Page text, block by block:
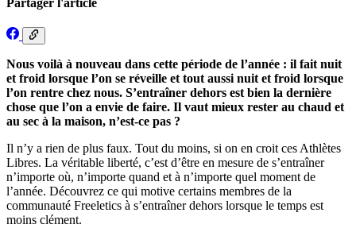
Nous voilà à nouveau dans cette période de l’année : il fait nuit
et froid lorsque l’on se réveille et tout aussi nuit et froid lorsque
l’on rentre chez nous. S’entraîner dehors est bien la dernière
chose que l’on a envie de faire. Il vaut mieux rester au chaud et
au sec à la maison, n’est-ce pas ?
Il n’y a rien de plus faux. Tout du moins, si on en croit ces Athlètes
Libres. La véritable liberté, c’est d’être en mesure de s’entraîner
n’importe où, n’importe quand et à n’importe quel moment de
l’année. Découvrez ce qui motive certains membres de la
communauté Freeletics à s’entraîner dehors lorsque le temps est
moins clément.